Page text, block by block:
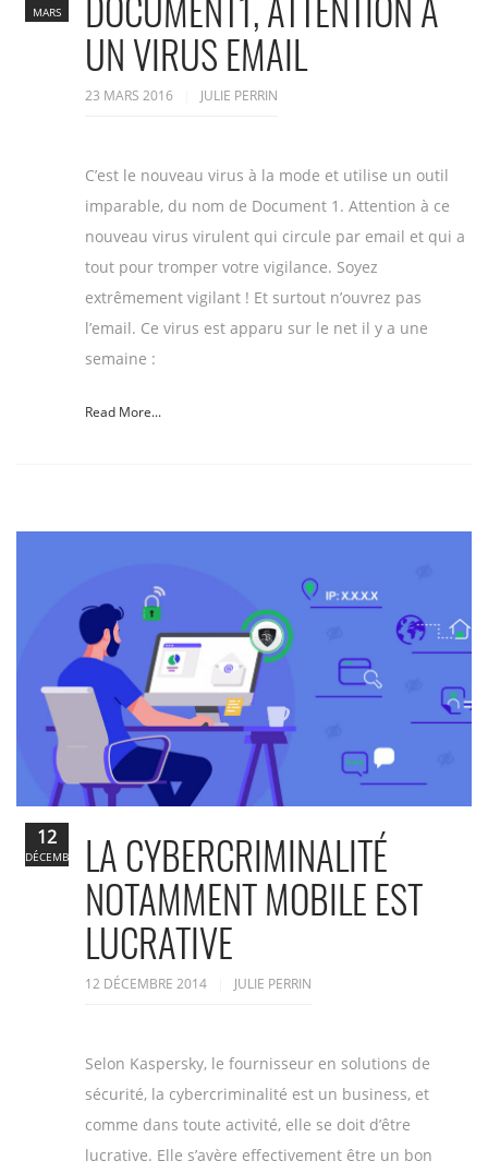
UN VIRUS EMAIL
23 MARS 2016 JULIE PERRIN
C’est le nouveau virus à la mode et utilise un outil
imparable, du nom de Document 1. Attention à ce
nouveau virus virulent qui circule par email et qui a
tout pour tromper votre vigilance. Soyez
extrêmement vigilant ! Et surtout n’ouvrez pas
l’email. Ce virus est apparu sur le net il y a une
semaine :
Read More...
MARS
LA CYBERCRIMINALITÉ
NOTAMMENT MOBILE EST
LUCRATIVE
12 DÉCEMBRE 2014 JULIE PERRIN
Selon Kaspersky, le fournisseur en solutions de
sécurité, la cybercriminalité est un business, et
comme dans toute activité, elle se doit d’être
lucrative. Elle s’avère effectivement être un bon
12
DÉCEMBRE